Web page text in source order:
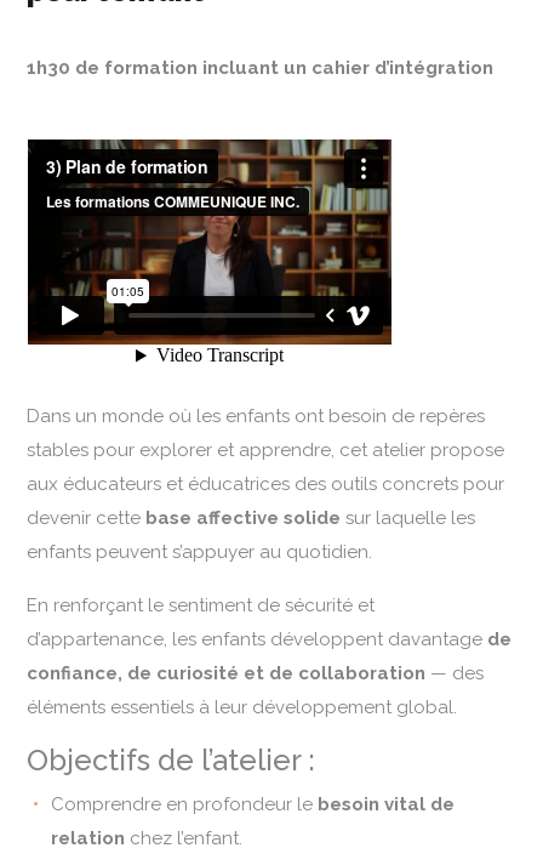
1h30 de formation incluant un cahier d’intégration
Dans un monde où les enfants ont besoin de repères
stables pour explorer et apprendre, cet atelier propose
aux éducateurs et éducatrices des outils concrets pour
devenir cette base affective solide sur laquelle les
enfants peuvent s’appuyer au quotidien.
En renforçant le sentiment de sécurité et
d’appartenance, les enfants développent davantage de
confiance, de curiosité et de collaboration — des
éléments essentiels à leur développement global.
Objectifs de l’atelier :
Comprendre en profondeur le besoin vital de
relation chez l’enfant.